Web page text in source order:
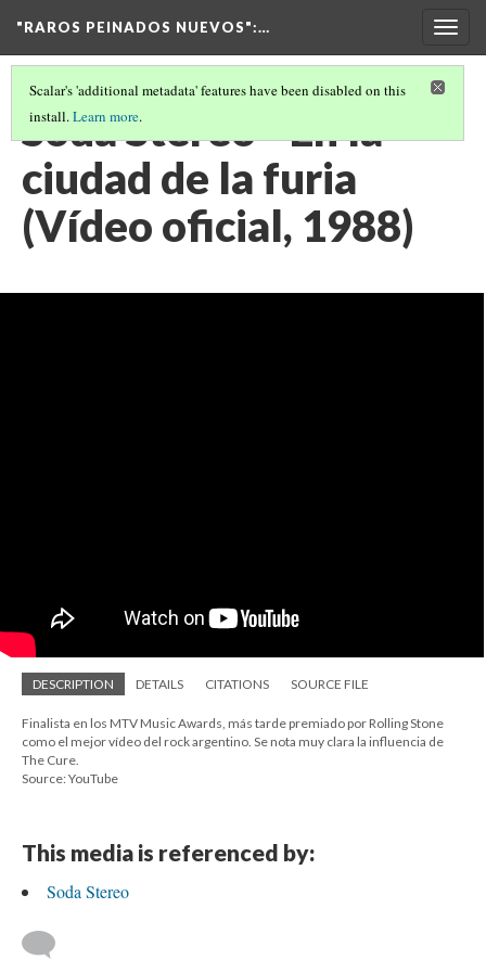
"RAROS PEINADOS NUEVOS":…
Scalar's 'additional metadata' features have been disabled on this
install.Learn more.
Soda Stereo - En la
ciudad de la furia
(Vídeo oficial, 1988)
DESCRIPTION DETAILS CITATIONS SOURCE FILE
Finalista en los MTV Music Awards, más tarde premiado por Rolling Stone
como el mejor vídeo del rock argentino. Se nota muy clara la influencia de
The Cure.
Source: YouTube
This media is referenced by:
Soda Stereo